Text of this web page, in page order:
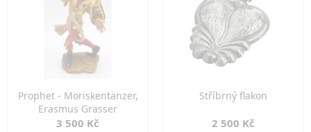
Prophet - Moriskentänzer,
Erasmus Grasser
3 500 Kč
Stříbrný flakon
2 500 Kč